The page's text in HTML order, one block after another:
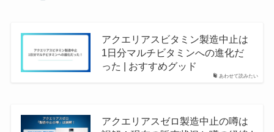
あわせて読みたい
アクエリアスビタミン製造中止は
1日分マルチビタミンへの進化だ
った | おすすめグッド
アクエリアスゼロ製造中止の噂は